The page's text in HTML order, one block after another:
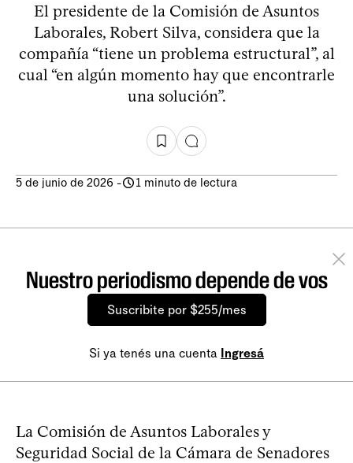
El presidente de la Comisión de Asuntos
Laborales, Robert Silva, considera que la
compañía “tiene un problema estructural”, al
cual “en algún momento hay que encontrarle
una solución”.
5 de junio de 2026 - 1 minuto de lectura
Nuestro periodismo depende de vos
Suscribite por $255/mes
Si ya tenés una cuenta Ingresá
La Comisión de Asuntos Laborales y
Seguridad Social de la Cámara de Senadores